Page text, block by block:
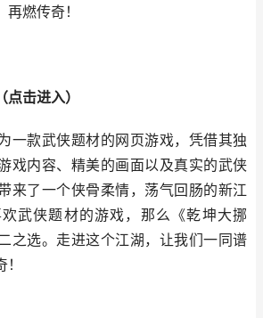
燃传奇！
（点击进入）
一款武侠题材的网页游戏，凭借其独
戏内容、精美的画面以及真实的武侠
来了一个侠骨柔情，荡气回肠的新江
武侠题材的游戏，那么《乾坤大挪
之选。走进这个江湖，让我们一同谱